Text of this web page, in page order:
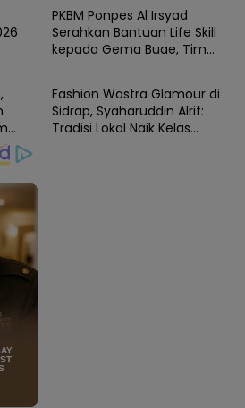
PKBM Ponpes Al Irsyad
Serahkan Bantuan Life Skill
kepada Gema Buae, Tim
SIDRAP
Fashion Wastra Glamour di
Sidrap, Syaharuddin Alrif:
Tradisi Lokal Naik Kelas